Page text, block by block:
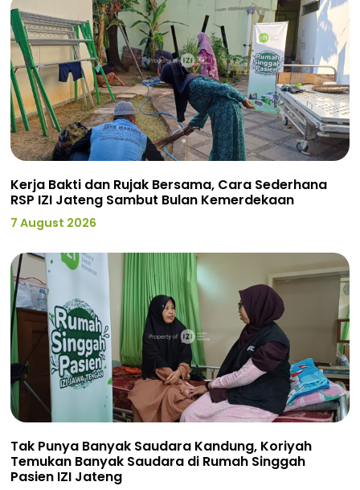
Kerja Bakti dan Rujak Bersama, Cara Sederhana
RSP IZI Jateng Sambut Bulan Kemerdekaan
7 August 2026
Tak Punya Banyak Saudara Kandung, Koriyah
Temukan Banyak Saudara di Rumah Singgah
Pasien IZI Jateng